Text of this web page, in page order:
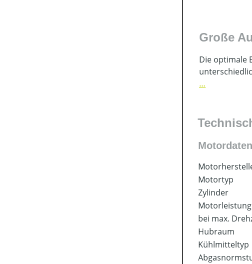
Große
Die optimale
…
Motortyp
Zylinder
Motorleistung
bei max.
Hubraum
Kühlmitteltyp